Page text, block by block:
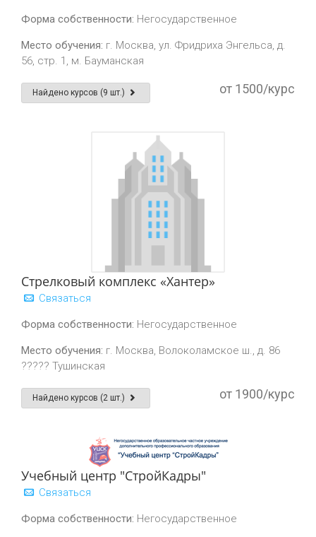
Форма собственности: Негосударственное
Место обучения: г. Москва, ул. Фридриха Энгельса, д.
56, стр. 1, м. Бауманская
Найдено курсов (9 шт.) от 1500/курс
Стрелковый комплекс «Хантер»
Связаться
Форма собственности: Негосударственное
Место обучения: г. Москва, Волоколамское ш., д. 86
????? Тушинская
Найдено курсов (2 шт.) от 1900/курс
Учебный центр "СтройКадры"
Связаться
Форма собственности: Негосударственное